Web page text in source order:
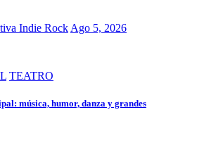
Indie Rock Ago 5, 2026
TEATRO
música, humor, danza y grandes